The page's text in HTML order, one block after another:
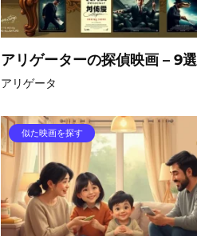
アリゲーターの探偵映画 – 9選
アリゲータ
似た映画を探す